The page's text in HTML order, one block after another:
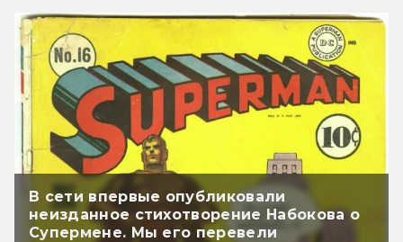
В сети впервые опубликовали
неизданное стихотворение Набокова о
Супермене. Мы его перевели